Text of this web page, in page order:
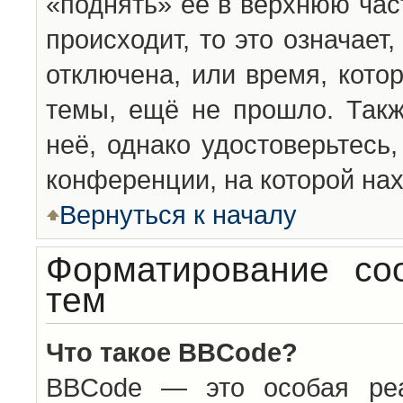
происходит, то это
отключена, или время,
темы, ещё не прошло.
неё, однако
конференции, на которой
Вернуться к началу
Форматирование
тем
Что такое BBCode?
BBCode — это особая